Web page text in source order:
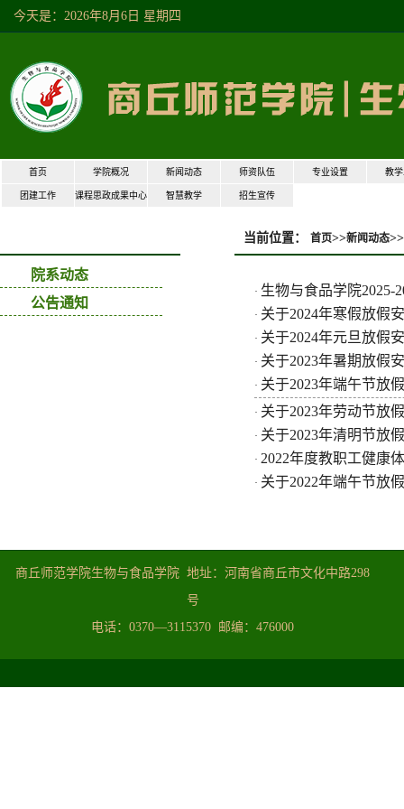
今天是：2026年8月6日星期四
首页 学院概况 新闻动态 师资队伍 专业设置 教
团建工作 课程思政成果中心 智慧教学 招生宣传
院系动态
公告通知
当前位置： 首页>>新闻动态>>
· 生物与食品学院2025-
· 关于2024年寒假放假
· 关于2024年元旦放假
· 关于2023年暑期放假
· 关于2023年端午节放
· 关于2023年劳动节放
· 关于2023年清明节放
· 2022年度教职工健康
· 关于2022年端午节放
商丘师范学院生物与食品学院地址：河南省商丘市文化中路298
号
电话：0370—3115370邮编：476000